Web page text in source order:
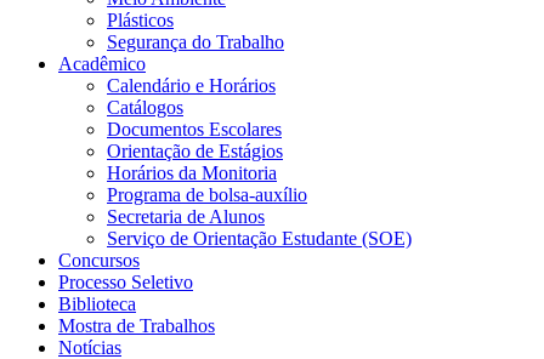
Plásticos
Segurança do Trabalho
Acadêmico
Calendário e Horários
Catálogos
Documentos Escolares
Orientação de Estágios
Horários da Monitoria
Programa de bolsa-auxílio
Secretaria de Alunos
Serviço de Orientação Estudante (SOE)
Concursos
Processo Seletivo
Biblioteca
Mostra de Trabalhos
Notícias